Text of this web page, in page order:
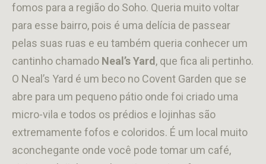
fomos para a região do Soho. Queria muito voltar
para esse bairro, pois é uma delícia de passear
pelas suas ruas e eu também queria conhecer um
cantinho chamado Neal’s Yard, que fica ali pertinho.
O Neal’s Yard é um beco no Covent Garden que se
abre para um pequeno pátio onde foi criado uma
micro-vila e todos os prédios e lojinhas são
extremamente fofos e coloridos. É um local muito
aconchegante onde você pode tomar um café,